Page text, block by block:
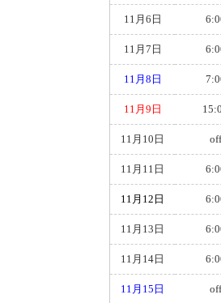
11月6日
11月7日
11月8日
11月9日
11月10日 off
11月11日
11月12日
11月13日
11月14日
11月15日 off